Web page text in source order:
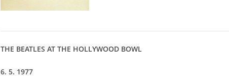
THE BEATLES AT THE HOLLYWOOD BOWL
6. 5. 1977